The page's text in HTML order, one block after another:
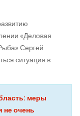
«Деловая
Сергей
ситуация в
меры
не очень